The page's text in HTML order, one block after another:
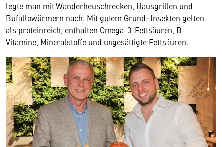
legte man mit Wanderheuschrecken, Hausgrillen und
Bufallowürmern nach. Mit gutem Grund: Insekten gelten
als proteinreich, enthalten Omega-3-Fettsäuren, B-
Vitamine, Mineralstoffe und ungesättigte Fettsäuren.